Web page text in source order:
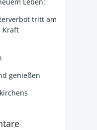
tritt am
Kraft
genießen